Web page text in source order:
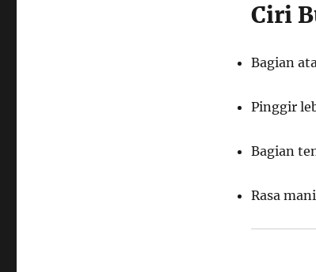
Ciri
Bagian
Pinggir
Bagian
Rasa